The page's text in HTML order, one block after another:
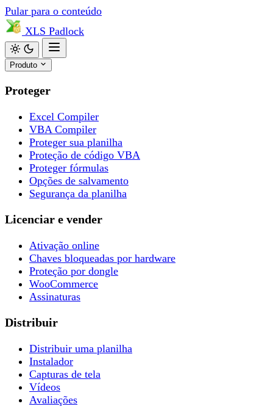
Pular para o conteúdo
XLS Padlock
Produto
Proteger
Excel Compiler
VBA Compiler
Proteger sua planilha
Proteção de código VBA
Proteger fórmulas
Opções de salvamento
Segurança da planilha
Licenciar e vender
Ativação online
Chaves bloqueadas por hardware
Proteção por dongle
WooCommerce
Assinaturas
Distribuir
Distribuir uma planilha
Instalador
Capturas de tela
Vídeos
Avaliações